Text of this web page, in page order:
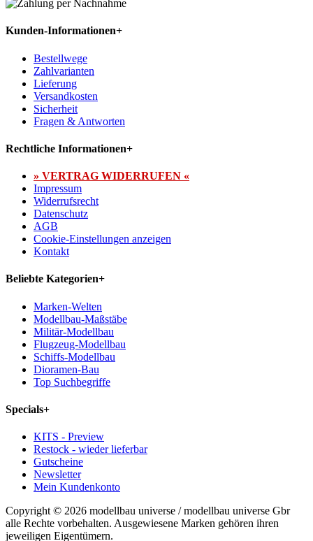
Kunden-Informationen+
Bestellwege
Zahlvarianten
Lieferung
Versandkosten
Sicherheit
Fragen & Antworten
Rechtliche Informationen+
» VERTRAG WIDERRUFEN «
Impressum
Widerrufsrecht
Datenschutz
AGB
Cookie-Einstellungen anzeigen
Kontakt
Beliebte Kategorien+
Marken-Welten
Modellbau-Maßstäbe
Militär-Modellbau
Flugzeug-Modellbau
Schiffs-Modellbau
Dioramen-Bau
Top Suchbegriffe
Specials+
KITS - Preview
Restock - wieder lieferbar
Gutscheine
Newsletter
Mein Kundenkonto
Copyright © 2026 modellbau universe / modellbau universe Gbr
alle Rechte vorbehalten. Ausgewiesene Marken gehören ihren
jeweiligen Eigentümern.